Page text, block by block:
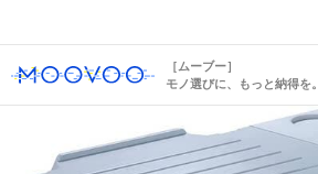
［ムーブー］
モノ選びに、もっと納得を。